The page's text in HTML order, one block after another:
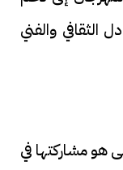
الثقافي والفني
هو مشاركتها في